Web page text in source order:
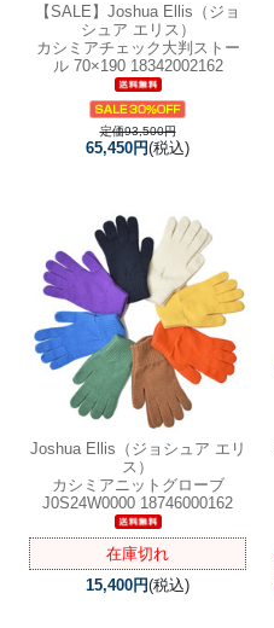
【SALE】 Joshua Ellis（ジョ
シュア エリス）
カシミアチェック大判ストー
ル 70×190 18342002162
定価93,500円
65,450円(税込)
Joshua Ellis（ジョシュア エリ
ス）
カシミアニットグローブ
J0S24W0000 18746000162
在庫切れ
15,400円(税込)